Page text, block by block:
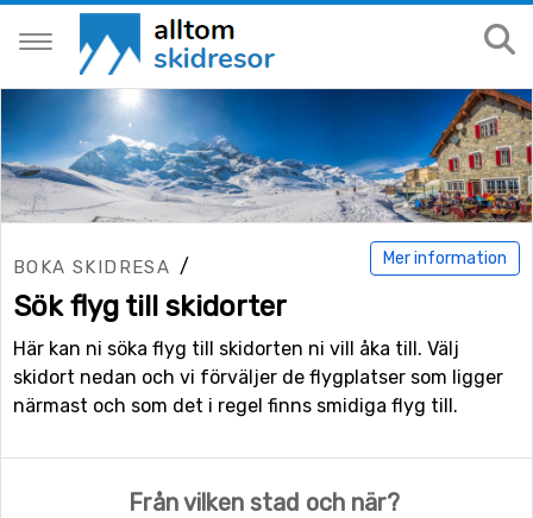
Mer information
BOKA SKIDRESA /
Sök flyg till skidorter
Här kan ni söka flyg till skidorten ni vill åka till. Välj
skidort nedan och vi förväljer de flygplatser som ligger
närmast och som det i regel finns smidiga flyg till.
Från vilken stad och när?